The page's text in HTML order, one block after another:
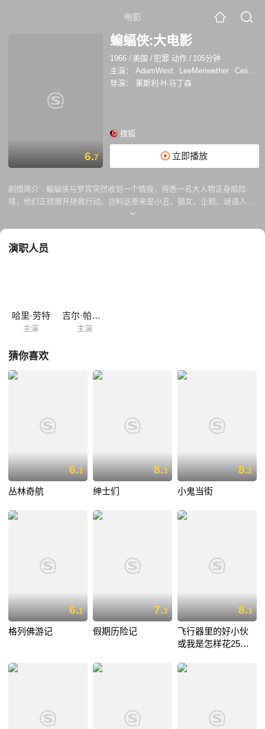
电影
6.7
蝙蝠侠:大电影
1966 / 美国 /犯罪 动作 / 105分钟
主演：
AdamWest LeeMeriwether
CesarRomero
导演：
莱斯利·H·马丁森
搜狐
立即播放
剧情简介 : 蝙蝠侠与罗宾突然收到一个情报，得悉一名大人物正身陷险
境，他们正欲展开拯救行动。岂料这原来是小丑、猫女、企鹅、谜语人四
名超级份子合作布下的局，他们打算利用仪器把全人类变做灰尘，继而统
是谈何容易……
演职人员
哈里·劳特
主演
吉尔·帕金斯
主演
猜你喜欢
6.1
丛林奇航
8.3
绅士们
8.2
小鬼当街
6.1
格列佛游记
7.3
假期历险记
8.3
飞行器里的好小伙
或我是怎样花25小
巴黎